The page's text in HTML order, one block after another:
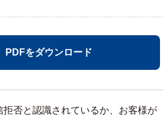
PDFをダウンロード
否と認識されているか、お客様が